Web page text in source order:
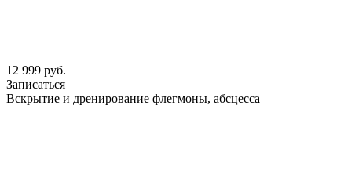
12 999 руб.
Записаться
Вскрытие и дренирование флегмоны, абсцесса